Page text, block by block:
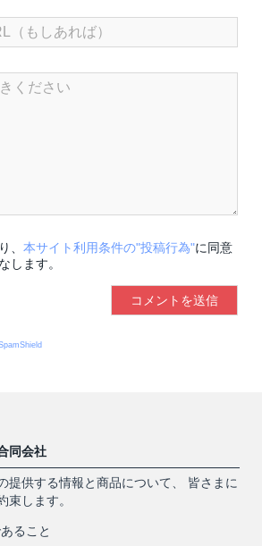
、 本サイト利用条件の"投稿行為"に同意
します。
同会社
提供する情報と商品について、 皆さまに
束します。
ること